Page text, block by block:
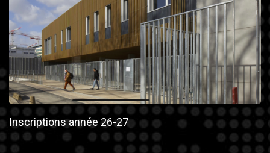
Inscriptions année 26-27